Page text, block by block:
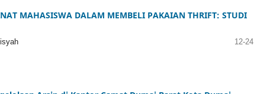
MAHASISWA DALAM MEMBELI PAKAIAN THRIFT: STUDI
12-24